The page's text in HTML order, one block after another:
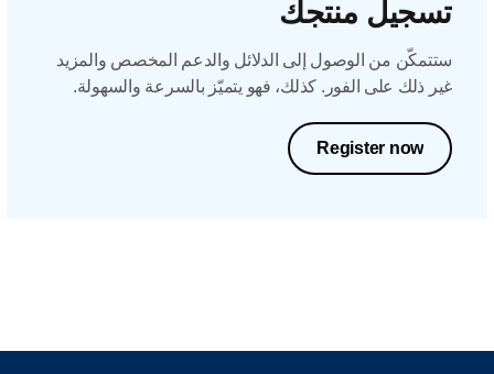
تسجيل منتجك
ستتمكّن من الوصول إلى الدلائل والدعم المخصص والمزيد
غير ذلك على الفور. كذلك، فهو يتميّز بالسرعة والسهولة.
Register now